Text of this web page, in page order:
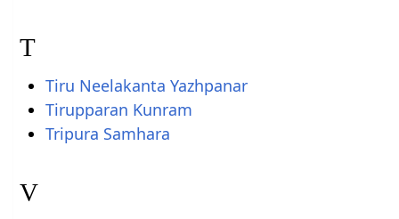
T
Tiru Neelakanta Yazhpanar
Tirupparan Kunram
Tripura Samhara
V